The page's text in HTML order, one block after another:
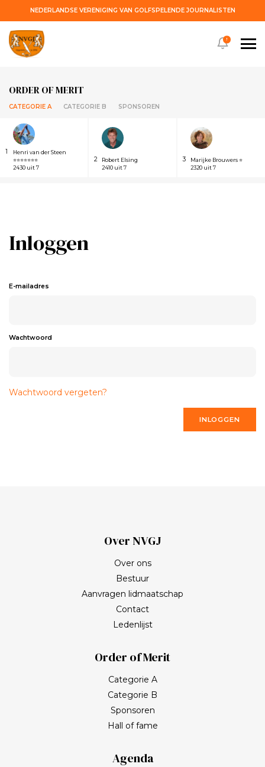
NEDERLANDSE VERENIGING VAN GOLFSPELENDE JOURNALISTEN
ORDER OF MERIT
CATEGORIE A CATEGORIE B SPONSOREN
1
Henri van der Steen
⭐⭐⭐⭐⭐⭐⭐
2430 uit 7
2
Robert Elsing
2410 uit 7
3
Marijke Brouwers ⭐
2320 uit 7
!
Inloggen
E-mailadres
Wachtwoord
Wachtwoord vergeten?
INLOGGEN
Over NVGJ
Over ons
Bestuur
Aanvragen lidmaatschap
Contact
Ledenlijst
Order of Merit
Categorie A
Categorie B
Sponsoren
Hall of fame
Agenda